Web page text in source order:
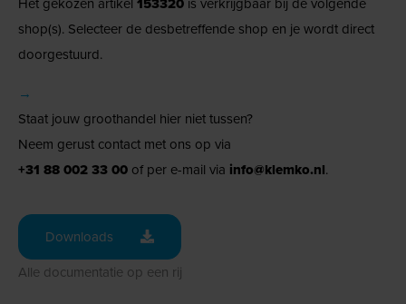
shop(s). Selecteer de desbetreffende shop en je wordt direct
doorgestuurd.
→
Staat jouw groothandel hier niet tussen?
Neem gerust contact met ons op via
+31 88 002 33 00 of per e-mail via info@klemko.nl.
Downloads
Alle documentatie op een rij